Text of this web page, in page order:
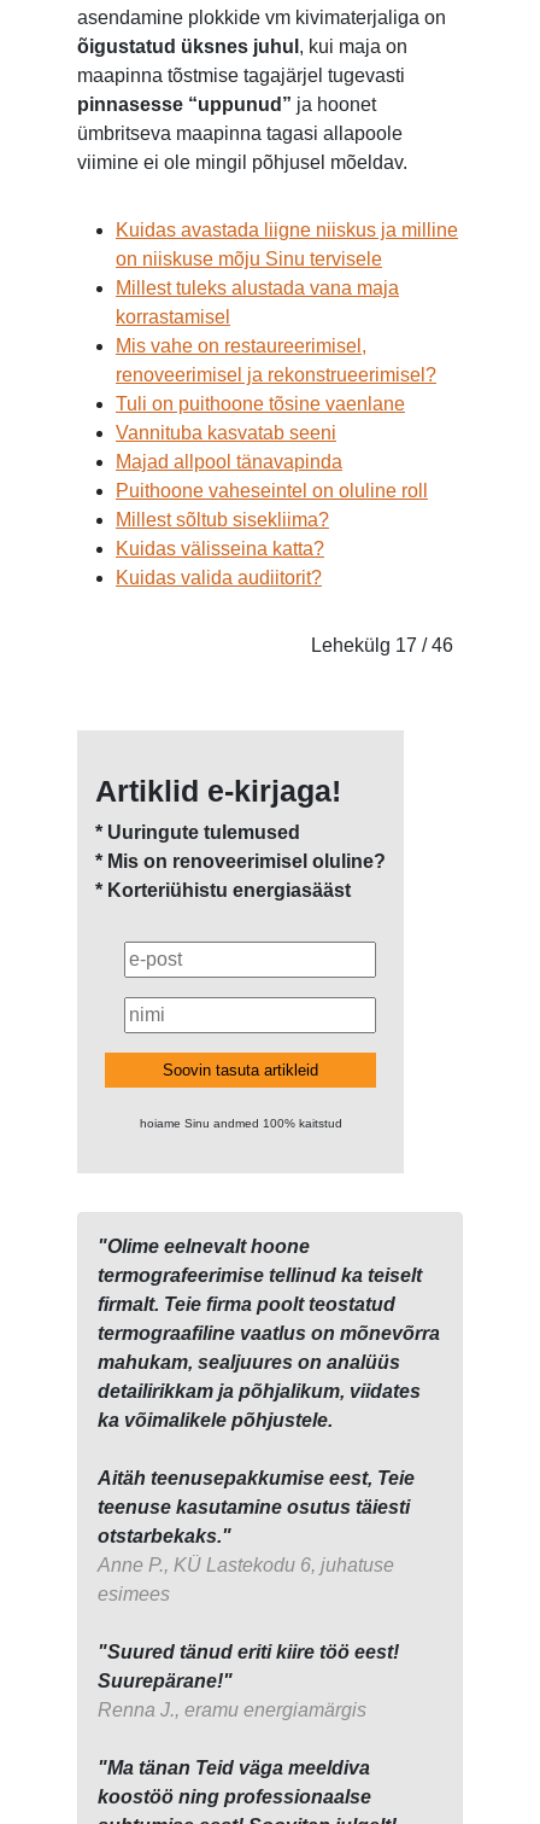
"Olime eelnevalt hoone
termografeerimise tellinud ka teiselt
firmalt. Teie firma poolt teostatud
termograafiline vaatlus on mõnevõrra
mahukam, sealjuures on analüüs
detailirikkam ja põhjalikum, viidates
ka võimalikele põhjustele.
Aitäh teenusepakkumise eest, Teie
teenuse kasutamine osutus täiesti
otstarbekaks."
Anne P., KÜ Lastekodu 6, juhatuse
esimees
"Suured tänud eriti kiire töö eest!
Suurepärane!"
Renna J., eramu energiamärgis
"Ma tänan Teid väga meeldiva
koostöö ning professionaalse
asendamine plokkide vm kivimaterjaliga on
õigustatud üksnes juhul , kui maja on
maapinna tõstmise tagajärjel tugevasti
pinnasesse “uppunud” ja hoonet
ümbritseva maapinna tagasi allapoole
viimine ei ole mingil põhjusel mõeldav.
Kuidas avastada liigne niiskus ja milline
on niiskuse mõju Sinu tervisele
Millest tuleks alustada vana maja
korrastamisel
Mis vahe on restaureerimisel,
renoveerimisel ja rekonstrueerimisel?
Tuli on puithoone tõsine vaenlane
Vannituba kasvatab seeni
Majad allpool tänavapinda
Puithoone vaheseintel on oluline roll
Millest sõltub sisekliima?
Kuidas välisseina katta?
Kuidas valida audiitorit?
Lehekülg 17 / 46
Artiklid e-kirjaga!
* Uuringute tulemused
* Mis on renoveerimisel oluline?
* Korteriühistu energiasääst
Soovin tasuta artikleid
hoiame Sinu andmed 100% kaitstud